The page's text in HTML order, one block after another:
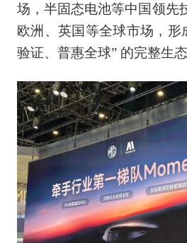
场，半固态电池等中国领先
欧洲、英国等全球市场，形
验证、普惠全球” 的完整生态